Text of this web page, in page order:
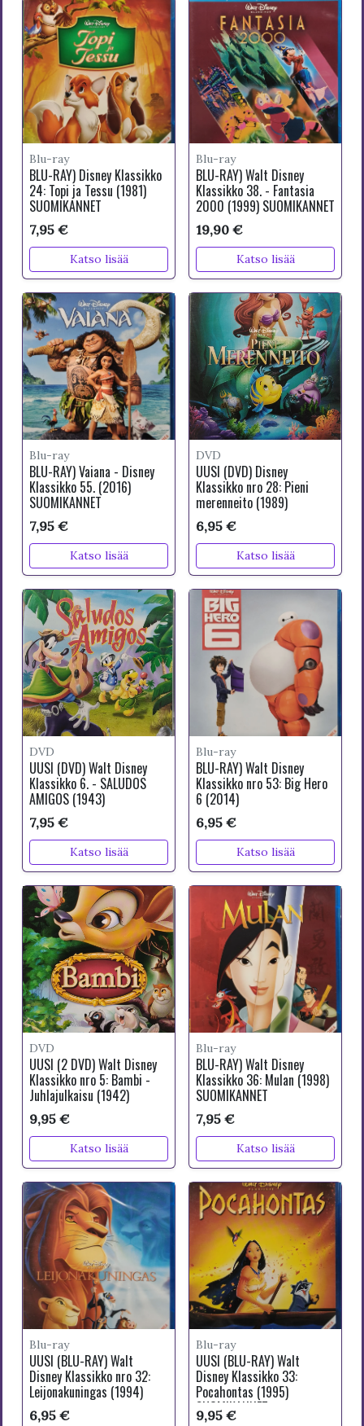
Blu-ray
BLU-RAY) Disney Klassikko
24: Topi ja Tessu (1981)
SUOMIKANNET
7,95 €
Katso lisää
Blu-ray
BLU-RAY) Walt Disney
Klassikko 38. - Fantasia
2000 (1999) SUOMIKANNET
19,90 €
Katso lisää
Blu-ray
BLU-RAY) Vaiana - Disney
Klassikko 55. (2016)
SUOMIKANNET
7,95 €
Katso lisää
DVD
UUSI (DVD) Disney
Klassikko nro 28: Pieni
merenneito (1989)
6,95 €
Katso lisää
DVD
UUSI (DVD) Walt Disney
Klassikko 6. - SALUDOS
AMIGOS (1943)
7,95 €
Katso lisää
Blu-ray
BLU-RAY) Walt Disney
Klassikko nro 53: Big Hero
6 (2014)
6,95 €
Katso lisää
DVD
UUSI (2 DVD) Walt Disney
Klassikko nro 5: Bambi -
Juhlajulkaisu (1942)
9,95 €
Katso lisää
Blu-ray
BLU-RAY) Walt Disney
Klassikko 36: Mulan (1998)
SUOMIKANNET
7,95 €
Katso lisää
Blu-ray
UUSI (BLU-RAY) Walt
Disney Klassikko nro 32:
Leijonakuningas (1994)
6,95 €
Blu-ray
UUSI (BLU-RAY) Walt
Disney Klassikko 33:
Pocahontas (1995)
SUOMIKANNET
9,95 €